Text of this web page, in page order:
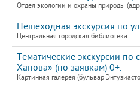
Отдел экологии и охраны природы
Пешеходная экскурсия по
Центральная городская библиотека
Тематические экскурсии
Ханова» (по заявкам) 0+.
Картинная галерея (бульвар